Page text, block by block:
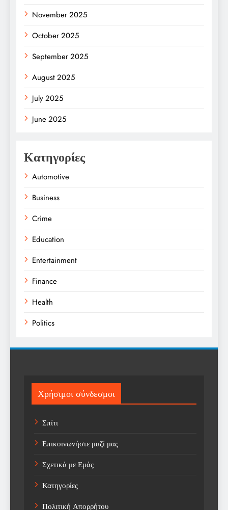
November 2025
October 2025
September 2025
August 2025
July 2025
June 2025
Κατηγορίες
Automotive
Business
Crime
Education
Entertainment
Finance
Health
Politics
Sport
Sports
Technology
Trending
Weather
Αγορά
Χρήσιμοι σύνδεσμοι
Σπίτι
Επικοινωνήστε μαζί μας
Σχετικά με Εμάς
Κατηγορίες
Πολιτική Απορρήτου